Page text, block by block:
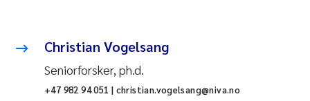
Christian Vogelsang
Seniorforsker, ph.d.
+47 982 94 051 | christian.vogelsang@niva.no